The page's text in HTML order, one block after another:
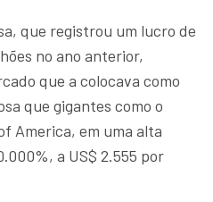
que registrou um lucro de
no ano anterior,
que a colocava como
que gigantes como o
America, em uma alta
a US$ 2.555 por